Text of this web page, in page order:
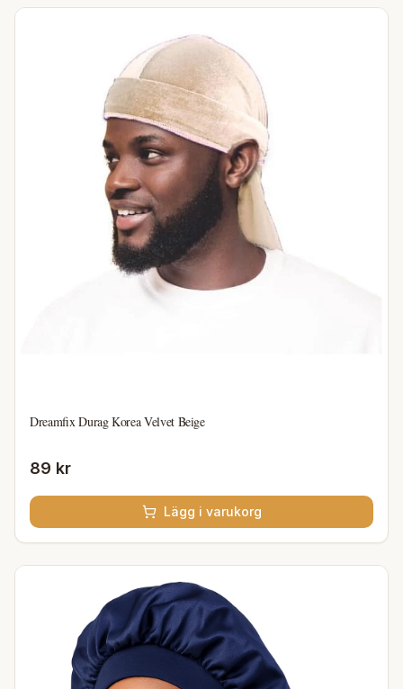
Dreamfix Durag Korea Velvet Beige
89 kr
Lägg i varukorg